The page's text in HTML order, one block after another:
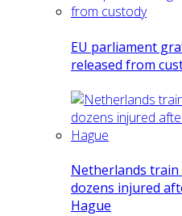
EU parliament
released from
Netherlands train
dozens injured
Hague